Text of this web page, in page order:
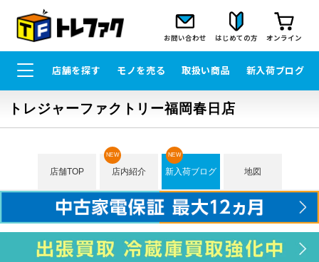
お問い合わせ はじめての方 オンライン
店舗を探す モノを売る 取扱い商品 新入荷ブログ
トレジャーファクトリー福岡春日店
店舗TOP 店内紹介
NEW
新入荷ブログ
NEW
地図